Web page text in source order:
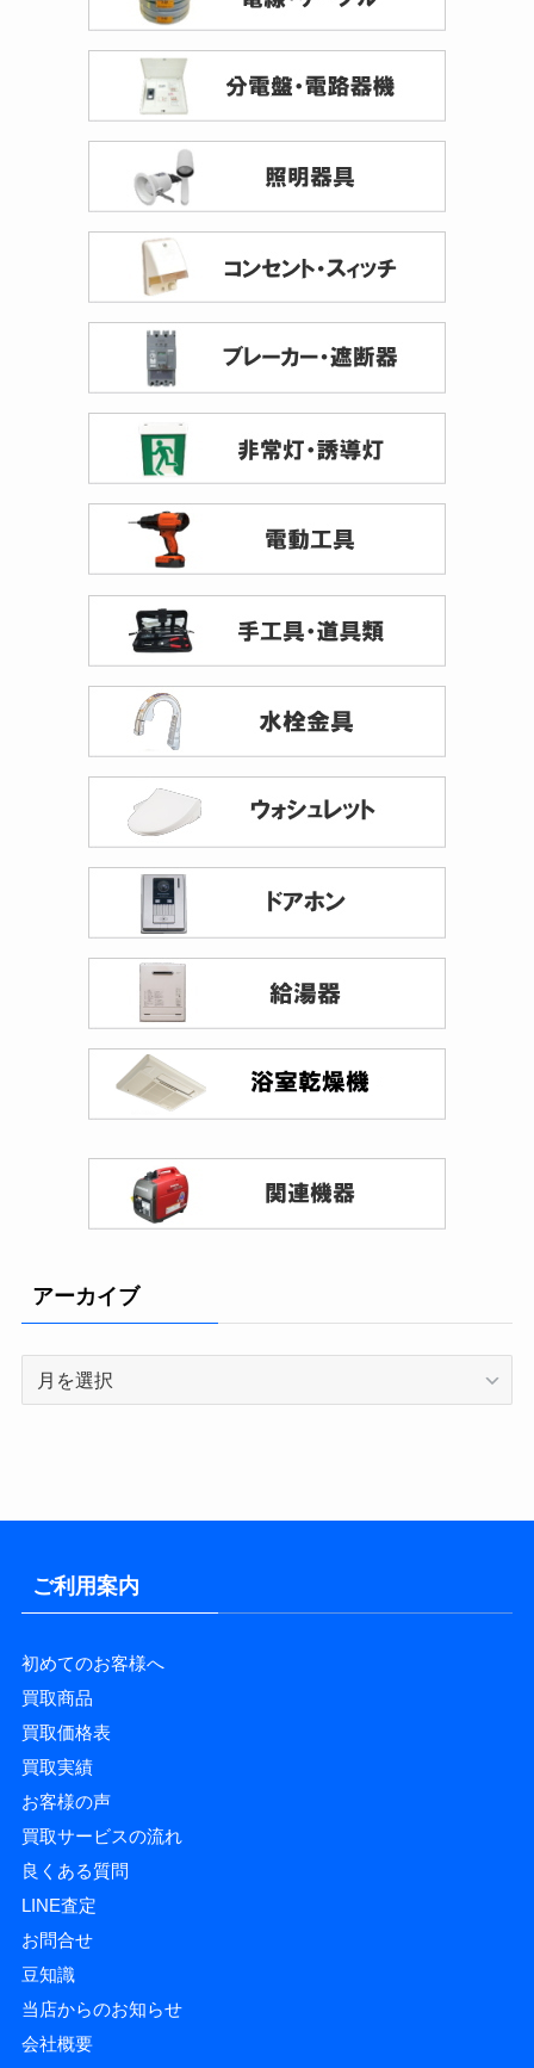
アーカイブ
ご利用案内
初めてのお客様へ
買取商品
買取価格表
買取実績
お客様の声
買取サービスの流れ
良くある質問
LINE査定
お問合せ
豆知識
当店からのお知らせ
会社概要